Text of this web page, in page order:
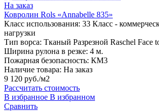
На заказ
Ковролин Rols «Annabelle 835»
Класс использования: 33 Класс -
нагрузки
Тип ворса: Тканый Разрезной Raschel Face
Ширина рулона в резке: 4 м.
Пожарная безопасность: КМ3
Наличие товара: На заказ
9 120 руб./м2
Рассчитать стоимость
В избранное В избранном
Сравнить